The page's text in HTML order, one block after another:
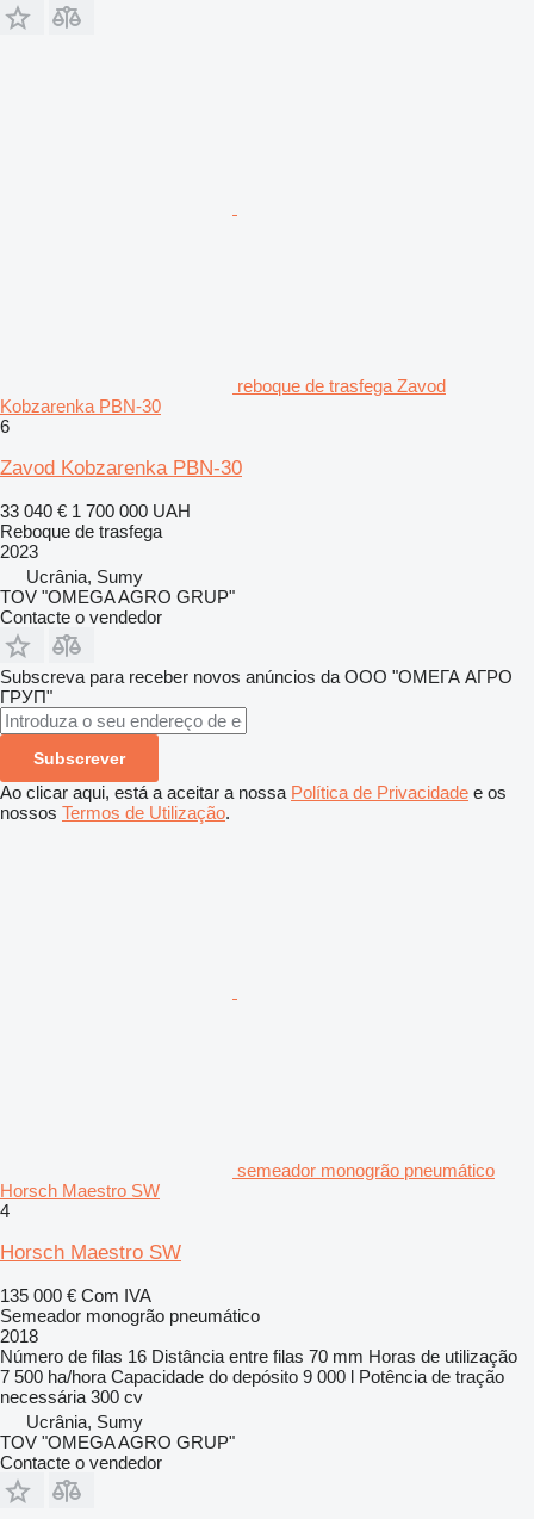
reboque de trasfega Zavod
Kobzarenka PBN-30
6
Zavod Kobzarenka PBN-30
33 040 € 1 700 000 UAH
Reboque de trasfega
2023
Ucrânia, Sumy
TOV "OMEGA AGRO GRUP"
Contacte o vendedor
Subscreva para receber novos anúncios da ООО "ОМЕГА АГРО
ГРУП"
Subscrever
Ao clicar aqui, está a aceitar a nossa Política de Privacidade e os
nossos Termos de Utilização.
semeador monogrão pneumático
Horsch Maestro SW
4
Horsch Maestro SW
135 000 € Com IVA
Semeador monogrão pneumático
2018
Número de filas 16 Distância entre filas 70 mm Horas de utilização
7 500 ha/hora Capacidade do depósito 9 000 l Potência de tração
necessária 300 cv
Ucrânia, Sumy
TOV "OMEGA AGRO GRUP"
Contacte o vendedor